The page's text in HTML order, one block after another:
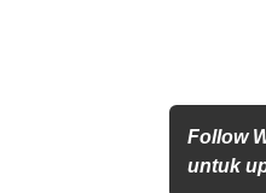
Follow
untuk